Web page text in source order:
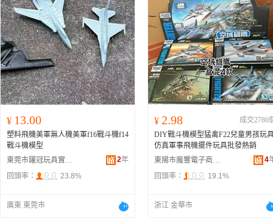
¥ 13.00
塑料飛機美軍無人機美軍f16戰斗機f14
戰斗機模型
東莞市躍冠玩具實業有限公司
2年
回頭率：
23.8%
廣東 東莞市
¥ 2.98
成交2786
DIY戰斗機模型猛禽F22兒童男孩玩
仿真軍事飛機擺件玩具批發熱銷
東陽市魔響電子商務商行
4
回頭率：
19.1%
浙江 金華市